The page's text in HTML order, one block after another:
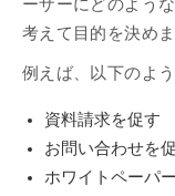
ーザーにどのよう
考えて目的を決めま
例えば、以下のよ
資料請求を促す
お問い合わせを
ホワイトペーパ